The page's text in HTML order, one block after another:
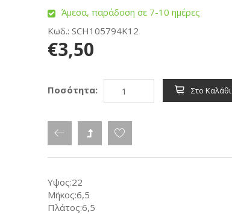
Άμεσα, παράδοση σε 7-10 ημέρες
Κωδ.: SCH105794K12
€3,50
Ποσότητα: Στο Καλάθι
Υψος:22
Μήκος:6,5
Πλάτος:6,5